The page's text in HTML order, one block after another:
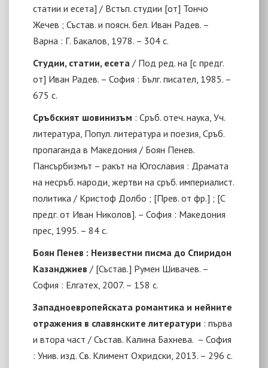
статии и есета] / Встъп. студии [от] Тончо
Жечев ; Състав. и поясн. бел. Иван Радев. –
Варна : Г. Бакалов, 1978. – 304 с.
Студии, статии, есета / Под ред. на [с предг.
от] Иван Радев. – София : Бълг. писател, 1985. –
675 с.
Сръбският шовинизъм : Сръб. отеч. наука, Уч.
литература, Попул. литература и поезия, Сръб.
пропаганда в Македония / Боян Пенев.
Пансърбизмът – ракът на Югославия : Драмата
на несръб. народи, жертви на сръб. империалист.
политика / Кристоф Долбо ; [Прев. от фр.] ; [С
предг. от Иван Николов]. – София : Македония
прес, 1995. – 84 с.
Боян Пенев : Неизвестни писма до Спиридон
Казанджиев / [Състав.] Румен Шивачев. –
София : Елгатех, 2007. – 158 с.
Западноевропейската романтика и нейните
отражения в славянските литератури : първа
и втора част / Състав. Калина Бахнева. – София
: Унив. изд. Св. Климент Охридски, 2013. – 296 с.